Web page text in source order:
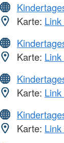
Karte:
Karte:
Karte:
Karte: